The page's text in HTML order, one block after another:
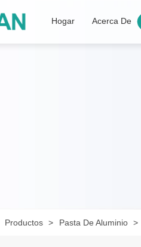
Hogar Acerca De
Productos Pasta De Aluminio